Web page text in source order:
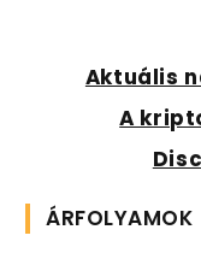
Aktuális
A
ÁRFOLYAMOK